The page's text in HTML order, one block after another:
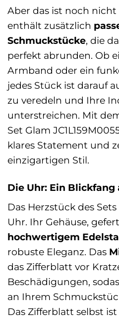
Aber das ist noch nicht
enthält zusätzlich
Schmuckstücke, die
perfekt abrunden. Ob
Armband oder ein
jedes Stück ist darauf
zu veredeln und Ihre
unterstreichen. Mit
Set Glam
klares Statement und
einzigartigen Stil.
Die Uhr: Ein
Das Herzstück des
Uhr. Ihr Gehäuse,
hochwertigem
robuste Eleganz. Das
das Zifferblatt vor
Beschädigungen,
an Ihrem
Das Zifferblatt selbst